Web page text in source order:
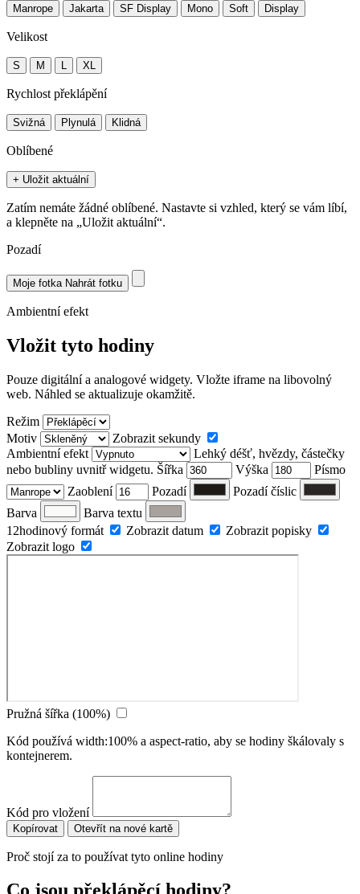
Manrope Jakarta SF Display Mono Soft Display
Velikost
S M L XL
Rychlost překlápění
Svižná Plynulá Klidná
Oblíbené
+ Uložit aktuální
Zatím nemáte žádné oblíbené. Nastavte si vzhled, který se vám líbí,
a klepněte na „Uložit aktuální“.
Pozadí
Moje fotka Nahrát fotku
Ambientní efekt
Vložit tyto hodiny
Pouze digitální a analogové widgety. Vložte iframe na libovolný
web. Náhled se aktualizuje okamžitě.
Režim
Motiv
Zobrazit sekundy
Ambientní efekt
Lehký déšť, hvězdy, částečky
nebo bubliny uvnitř widgetu. Šířka Výška
Písmo
Zaoblení
Pozadí
Pozadí číslic
Barva
Barva textu
12hodinový formát
Zobrazit datum
Zobrazit popisky
Zobrazit logo
Pružná šířka (100%)
Kód používá width:100% a aspect-ratio, aby se hodiny škálovaly s
kontejnerem.
Kód pro vložení
Kopírovat Otevřít na nové kartě
Proč stojí za to používat tyto online hodiny